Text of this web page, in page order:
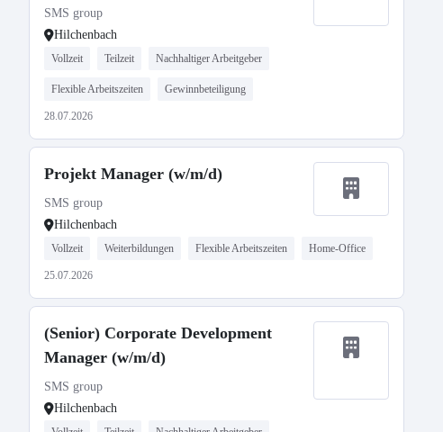
SMS group
Hilchenbach
Vollzeit Teilzeit Nachhaltiger Arbeitgeber
Flexible Arbeitszeiten Gewinnbeteiligung
28.07.2026
Projekt Manager (w/m/d)
SMS group
Hilchenbach
Vollzeit Weiterbildungen Flexible Arbeitszeiten Home-Office
25.07.2026
(Senior) Corporate Development
Manager (w/m/d)
SMS group
Hilchenbach